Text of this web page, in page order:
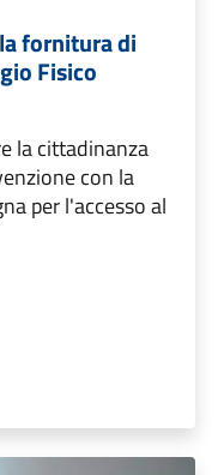
fornitura di
Fisico
la cittadinanza
con la
per l'accesso al